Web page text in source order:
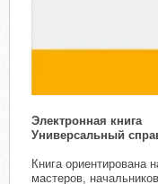
Электронная книга
Универсальный
Книга ориентирована
мастеров,